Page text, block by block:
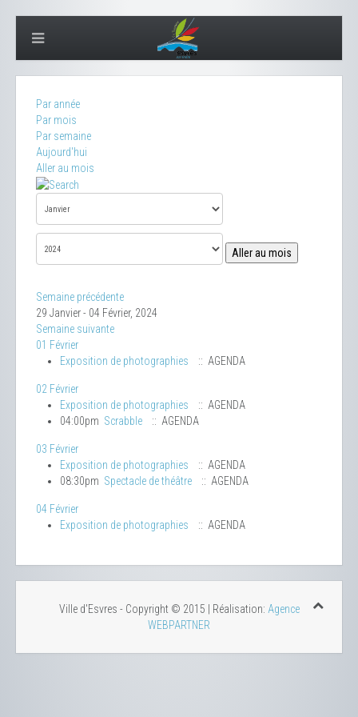
Par année
Par mois
Par semaine
Aujourd'hui
Aller au mois
Aller au mois
Semaine précédente
29 Janvier - 04 Février, 2024
Semaine suivante
01 Février
Exposition de photographies
:: AGENDA
02 Février
Exposition de photographies
:: AGENDA
04:00pm Scrabble :: AGENDA
03 Février
Exposition de photographies
:: AGENDA
08:30pm Spectacle de théâtre :: AGENDA
04 Février
Exposition de photographies
:: AGENDA
Ville d'Esvres - Copyright © 2015 | Réalisation: Agence
WEBPARTNER